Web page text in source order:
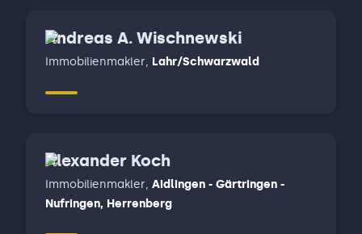
Andreas A. Wischnewski
Immobilienmakler, Lahr/Schwarzwald
Alexander Koch
Immobilienmakler, Aidlingen - Gärtringen -
Nufringen, Herrenberg